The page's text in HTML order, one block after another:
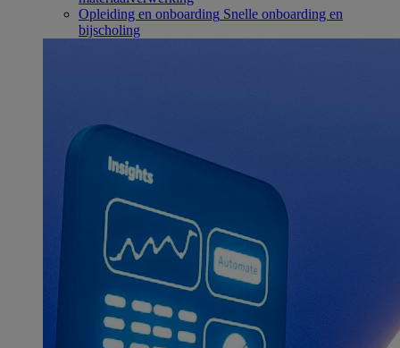
Opleiding en onboarding Snelle onboarding en
bijscholing